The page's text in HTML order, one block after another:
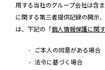
用する当社のグループ会社は含
に関する第三者提供記録の開示
は、下記の「個人情報保護に関
ご本人の同意がある場合
法令に基づく場合